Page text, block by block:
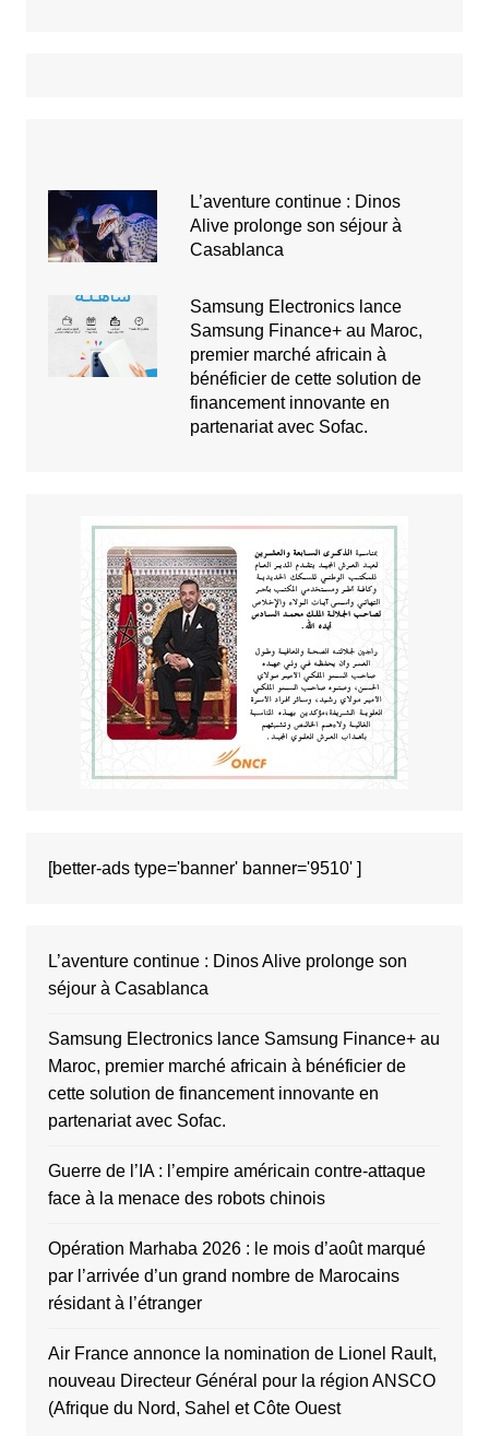
L’aventure continue : Dinos
Alive prolonge son séjour à
Casablanca
Samsung Electronics lance
Samsung Finance+ au Maroc,
premier marché africain à
bénéficier de cette solution de
financement innovante en
partenariat avec Sofac.
[better-ads type='banner' banner='9510' ]
L’aventure continue : Dinos Alive prolonge son
séjour à Casablanca
Samsung Electronics lance Samsung Finance+ au
Maroc, premier marché africain à bénéficier de
cette solution de financement innovante en
partenariat avec Sofac.
Guerre de l’IA : l’empire américain contre-attaque
face à la menace des robots chinois
Opération Marhaba 2026 : le mois d’août marqué
par l’arrivée d’un grand nombre de Marocains
résidant à l’étranger
Air France annonce la nomination de Lionel Rault,
nouveau Directeur Général pour la région ANSCO
(Afrique du Nord, Sahel et Côte Ouest